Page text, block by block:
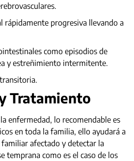
rápidamente progresiva llevando a
como episodios de
y estreñimiento intermitente.
Tratamiento
enfermedad, lo recomendable es
en toda la familia, ello ayudará a
afectado y detectar la
temprana como es el caso de los